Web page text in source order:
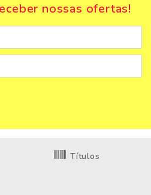
nossas ofertas!
Títulos